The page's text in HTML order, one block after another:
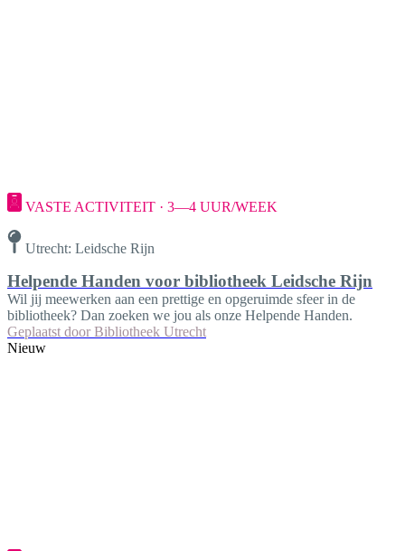
VASTE ACTIVITEIT · 3—4 UUR/WEEK
Utrecht: Leidsche Rijn
Helpende Handen voor bibliotheek Leidsche Rijn
Wil jij meewerken aan een prettige en opgeruimde sfeer in de
bibliotheek? Dan zoeken we jou als onze Helpende Handen.
Geplaatst door Bibliotheek Utrecht
Nieuw